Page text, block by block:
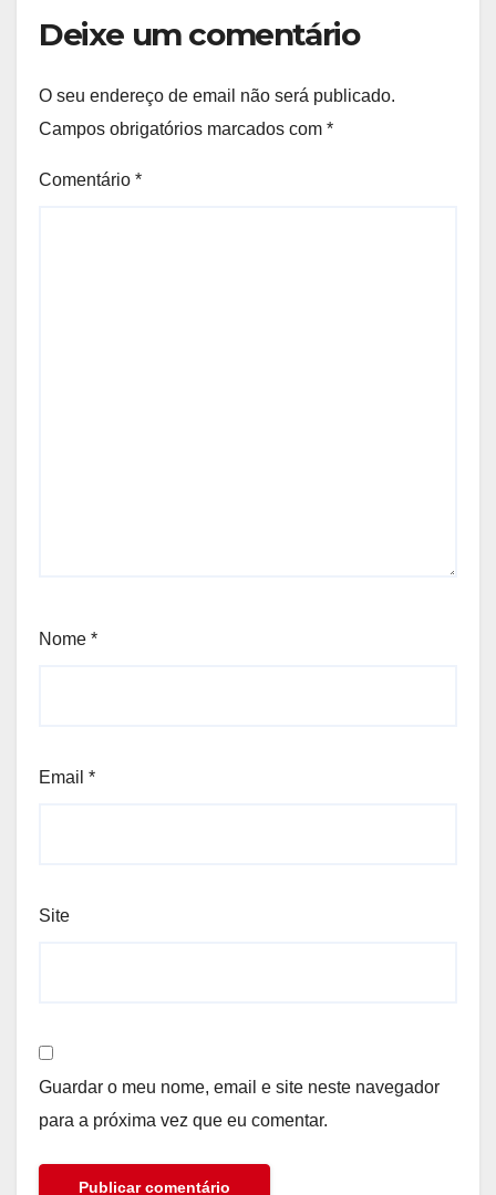
Deixe um comentário
O seu endereço de email não será publicado.
Campos obrigatórios marcados com *
Comentário *
Nome *
Email *
Site
Guardar o meu nome, email e site neste navegador
para a próxima vez que eu comentar.